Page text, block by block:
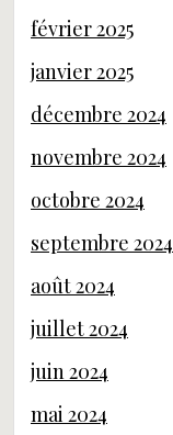
février 2025
janvier 2025
décembre 2024
novembre 2024
octobre 2024
septembre 2024
août 2024
juillet 2024
juin 2024
mai 2024